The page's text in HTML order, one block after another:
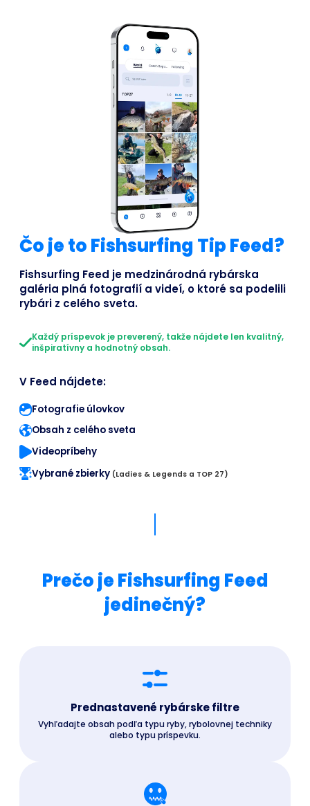
Čo je to Fishsurfing Tip Feed?
Fishsurfing Feed je medzinárodná rybárska
galéria plná fotografií a videí, o ktoré sa podelili
rybári z celého sveta.
Každý príspevok je preverený, takže nájdete len kvalitný,
inšpiratívny a hodnotný obsah.
V Feed nájdete:
Fotografie úlovkov
Obsah z celého sveta
Videopríbehy
Vybrané zbierky (Ladies & Legends a TOP 27)
Prečo je Fishsurfing Feed
jedinečný?
Prednastavené rybárske filtre
Vyhľadajte obsah podľa typu ryby, rybolovnej techniky
alebo typu príspevku.